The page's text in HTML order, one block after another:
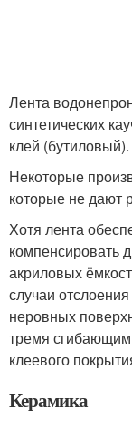
Лента
синтетических
клей (бутиловый).
Некоторые
которые не дают
Хотя лента
компенсировать
акриловых
случаи
неровных
тремя
клеевого
Керамика